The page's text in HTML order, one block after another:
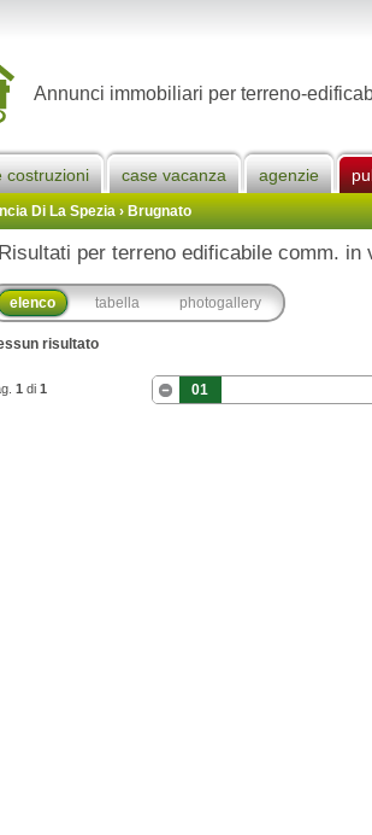
Annunci immobiliari per terreno-
costruzioni case vacanza agenzie
Di La Spezia›Brugnato
Risultati per terreno edificabile comm. in
elenco tabella photogallery
risultato
1 di 1 01